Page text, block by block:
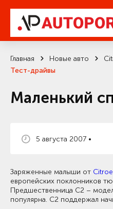
Главная Новые авто
Тест-драйвы
Маленький
5 августа 2007 •
Заряженные малыши от
европейских поклонников
Предшественница С2 –
популярна. C2 поддержал